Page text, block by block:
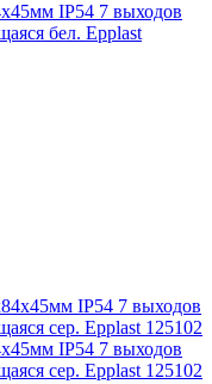
IP54 7 выходов
бел. Epplast
IP54 7 выходов
сер. Epplast 125102